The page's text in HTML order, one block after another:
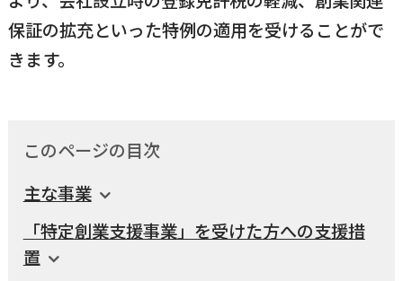
横瀬町公式note
保証の拡充といった特例の適用を受けることがで
きます。
このページの目次
主な事業
「特定創業支援事業」を受けた方への支援措
置